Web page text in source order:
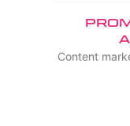
Content